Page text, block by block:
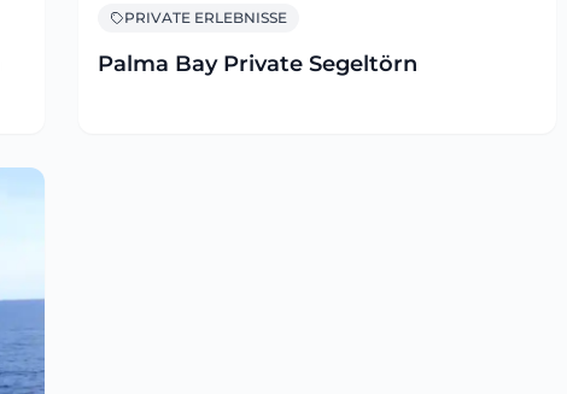
PRIVATE ERLEBNISSE
Palma Bay Private Segeltörn